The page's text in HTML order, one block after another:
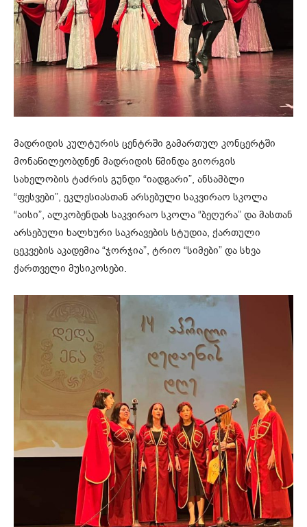
მადრიდის კულტურის ცენტრში გამართულ კონცერტში
მონაწილეობდნენ მადრიდის წმინდა გიორგის
სახელობის ტაძრის გუნდი “იადგარი”, ანსამბლი
“ფესვები”, ეკლესიასთან არსებული საკვირაო სკოლა
“აისი”, ალკობენდას საკვირაო სკოლა “ბეღურა” და მასთან
არსებული ხალხური საკრავების სტუდია, ქართული
ცეკვების აკადემია “ჯორჯია”, ტრიო “სიმები” და სხვა
ქართველი მუსიკოსები.